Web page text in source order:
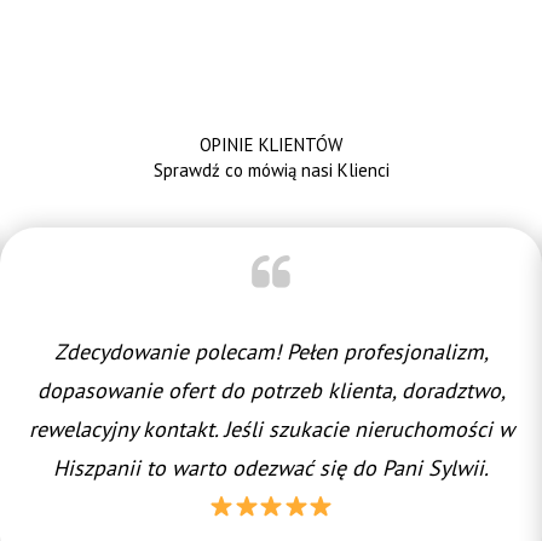
OPINIE KLIENTÓW
Sprawdź co mówią nasi Klienci
Zdecydowanie polecam! Pełen profesjonalizm,
dopasowanie ofert do potrzeb klienta, doradztwo,
rewelacyjny kontakt. Jeśli szukacie nieruchomości w
Hiszpanii to warto odezwać się do Pani Sylwii.